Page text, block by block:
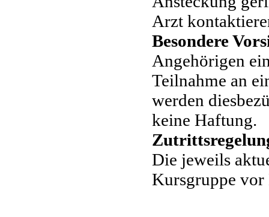
Arzt
Besondere
Angehörigen
Teilnahme an
werden
keine Haftung.
Die jeweils
Kursgruppe